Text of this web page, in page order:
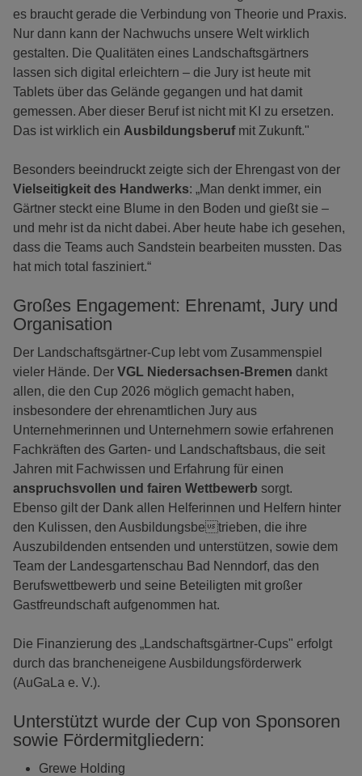
es braucht gerade die Verbindung von Theorie und Praxis.
Nur dann kann der Nachwuchs unsere Welt wirklich
gestalten. Die Qualitäten eines Landschaftsgärtners
lassen sich digital erleichtern – die Jury ist heute mit
Tablets über das Gelände gegangen und hat damit
gemessen. Aber dieser Beruf ist nicht mit KI zu ersetzen.
Das ist wirklich ein Ausbildungsberuf mit Zukunft."
Besonders beeindruckt zeigte sich der Ehrengast von der
Vielseitigkeit des Handwerks: „Man denkt immer, ein
Gärtner steckt eine Blume in den Boden und gießt sie –
und mehr ist da nicht dabei. Aber heute habe ich gesehen,
dass die Teams auch Sandstein bearbeiten mussten. Das
hat mich total fasziniert.“
Großes Engagement: Ehrenamt, Jury und
Organisation
Der Landschaftsgärtner-Cup lebt vom Zusammenspiel
vieler Hände. Der VGL Niedersachsen-Bremen dankt
allen, die den Cup 2026 möglich gemacht haben,
insbesondere der ehrenamtlichen Jury aus
Unternehmerinnen und Unternehmern sowie erfahrenen
Fachkräften des Garten- und Landschaftsbaus, die seit
Jahren mit Fachwissen und Erfahrung für einen
anspruchsvollen und fairen Wettbewerb sorgt.
Ebenso gilt der Dank allen Helferinnen und Helfern hinter
den Kulissen, den Ausbildungsbetrieben, die ihre
Auszubildenden entsenden und unterstützen, sowie dem
Team der Landesgartenschau Bad Nenndorf, das den
Berufswettbewerb und seine Beteiligten mit großer
Gastfreundschaft aufgenommen hat.
Die Finanzierung des „Landschaftsgärtner-Cups" erfolgt
durch das brancheneigene Ausbildungsförderwerk
(AuGaLa e. V.).
Unterstützt wurde der Cup von Sponsoren
sowie Fördermitgliedern:
Grewe Holding